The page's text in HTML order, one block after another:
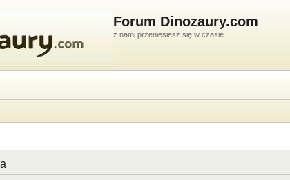
Forum Dinozaury.com
z nami przeniesiesz się w czasie...